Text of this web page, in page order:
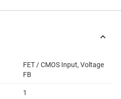
FET / CMOS Input, Voltage
FB
1